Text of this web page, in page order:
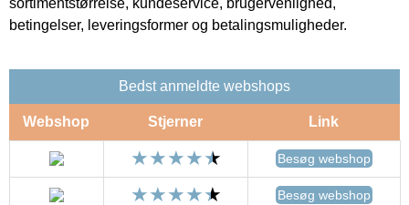
betingelser, leveringsformer og betalingsmuligheder.
Bedst anmeldte webshops
Webshop Stjerner Link
Besøg webshop
Besøg webshop